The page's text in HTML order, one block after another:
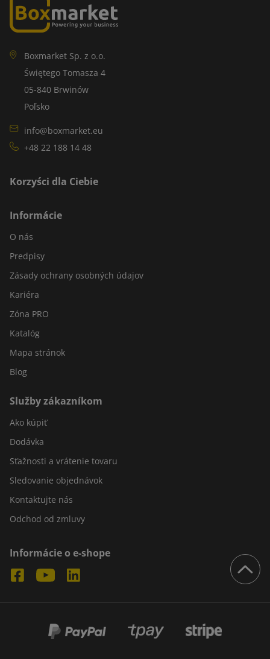
Boxmarket Sp. z o.o.
Świętego Tomasza 4
05-840 Brwinów
Poľsko
info@boxmarket.eu
+48 22 188 14 48
Korzyści dla Ciebie
Informácie
O nás
Predpisy
Zásady ochrany osobných údajov
Kariéra
Zóna PRO
Katalóg
Mapa stránok
Blog
Služby zákazníkom
Ako kúpiť
Dodávka
Sťažnosti a vrátenie tovaru
Sledovanie objednávok
Kontaktujte nás
Odchod od zmluvy
Informácie o e-shope